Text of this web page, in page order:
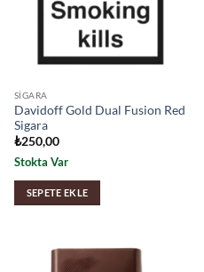
SIGARA
Davidoff Gold Dual Fusion Red
Sigara
₺250,00
Stokta Var
SEPETE EKLE